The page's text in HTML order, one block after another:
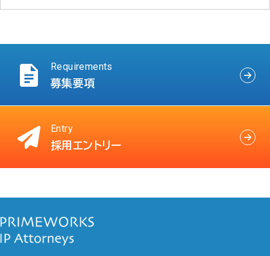
Requirements
募集要項
Entry
採用エントリー